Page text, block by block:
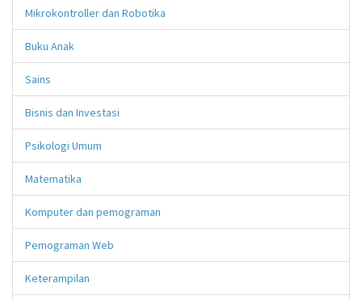
Mikrokontroller dan Robotika
Buku Anak
Sains
Bisnis dan Investasi
Psikologi Umum
Matematika
Komputer dan pemograman
Pemograman Web
Keterampilan